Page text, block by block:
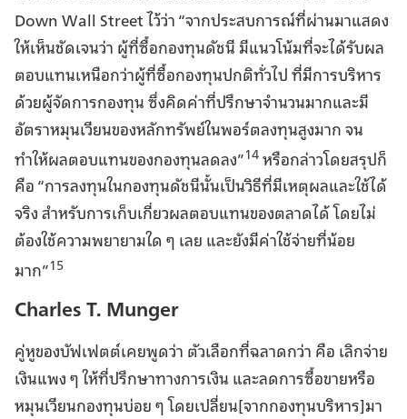
Down Wall Street ไว้ว่า “จากประสบการณ์ที่ผ่านมาแสดง
ให้เห็นชัดเจนว่า ผู้ที่ซื้อกองทุนดัชนี มีแนวโน้มที่จะได้รับผล
ตอบแทนเหนือกว่าผู้ที่ซื้อกองทุนปกติทั่วไป ที่มีการบริหาร
ด้วยผู้จัดการกองทุน ซึ่งคิดค่าที่ปรึกษาจำนวนมากและมี
อัตราหมุนเวียนของหลักทรัพย์ในพอร์ตลงทุนสูงมาก จน
ทำให้ผลตอบแทนของกองทุนลดลง”14หรือกล่าวโดยสรุปก็
คือ “การลงทุนในกองทุนดัชนีนั้นเป็นวิธีที่มีเหตุผลและใช้ได้
จริง สำหรับการเก็บเกี่ยวผลตอบแทนของตลาดได้ โดยไม่
ต้องใช้ความพยายามใด ๆ เลย และยังมีค่าใช้จ่ายที่น้อย
มาก”15
Charles T. Munger
คู่หูของบัฟเฟตต์เคยพูดว่า ตัวเลือกที่ฉลาดกว่า คือ เลิกจ่าย
เงินแพง ๆ ให้ที่ปรึกษาทางการเงิน และลดการซื้อขายหรือ
หมุนเวียนกองทุนบ่อย ๆ โดยเปลี่ยน[จากกองทุนบริหาร]มา